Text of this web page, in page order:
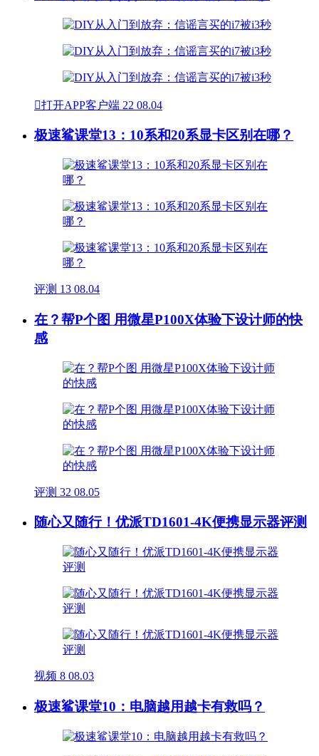
打开APP客户端 22 08.04
极速鲨课堂13：10系和20系显卡区别在哪？
评测 13 08.04
在？帮P个图 用微星P100X体验下设计师的快
感
评测 32 08.05
随心又随行！优派TD1601-4K便携显示器评测
视频 8 08.03
极速鲨课堂10：电脑越用越卡有救吗？